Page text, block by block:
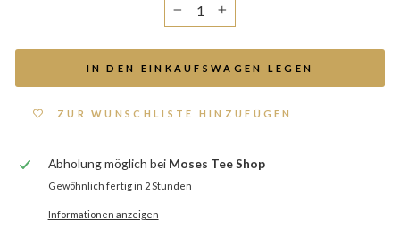
+
IN DEN EINKAUFSWAGEN LEGEN
ZUR WUNSCHLISTE HINZUFÜGEN
Abholung möglich bei Moses Tee Shop
Gewöhnlich fertig in 2 Stunden
Informationen anzeigen